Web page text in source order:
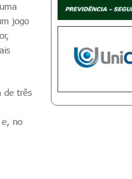
jogo
de três
e, no